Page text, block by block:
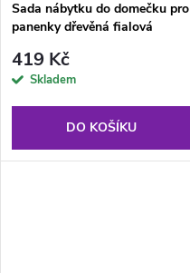
Sada nábytku do domečku pro
panenky dřevěná fialová
419 Kč
Skladem
DO KOŠÍKU